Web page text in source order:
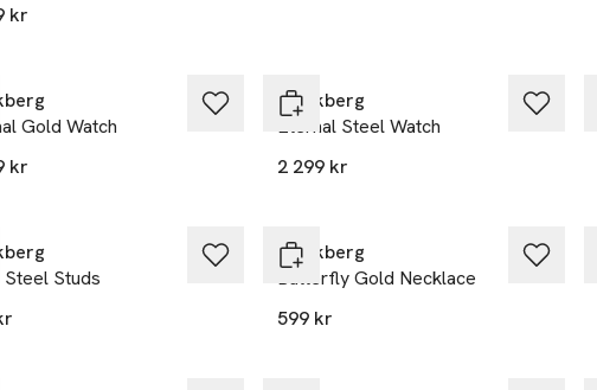
kr
Gold Watch
kr
Mockberg
Eternal Steel Watch
2 299 kr
Steel Studs
Mockberg
Butterfly Gold Necklace
599 kr